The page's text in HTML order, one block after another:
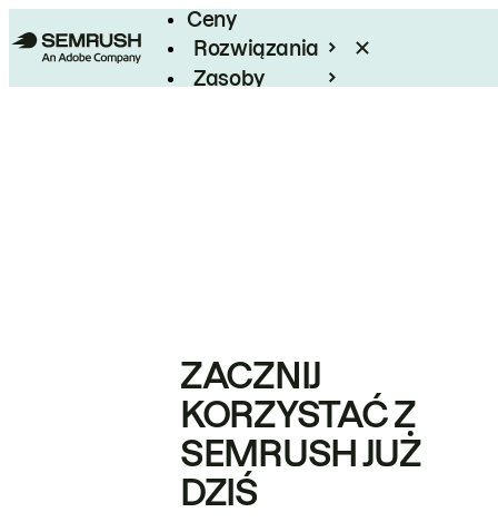
Ceny
Rozwiązania
Zasoby
ZACZNIJ
KORZYSTAĆ Z
SEMRUSH JUŻ
DZIŚ